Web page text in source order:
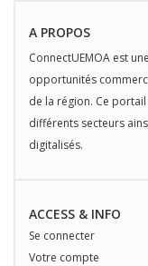
A PROPOS
ConnectUEMOA est
opportunités
de la région. Ce
différents secteurs
digitalisés.
ACCESS & INFO
Se connecter
Votre compte